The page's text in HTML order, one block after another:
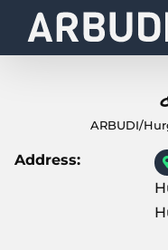
ARBUDI/
Address: